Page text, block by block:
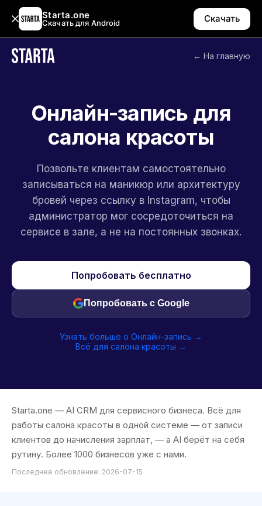
Starta.one
Скачать для Android Скачать
← На главную
Онлайн-запись для
салона красоты
Позвольте клиентам самостоятельно
записываться на маникюр или архитектуру
бровей через ссылку в Instagram, чтобы
администратор мог сосредоточиться на
сервисе в зале, а не на постоянных звонках.
Попробовать бесплатно
Попробовать с Google
Узнать больше о Онлайн-запись →
Всё для салона красоты →
Starta.one — AI CRM для сервисного бизнеса. Всё для
работы салона красоты в одной системе — от записи
клиентов до начисления зарплат, — а AI берёт на себя
рутину. Более 1000 бизнесов уже с нами.
Последнее обновление: 2026-07-15